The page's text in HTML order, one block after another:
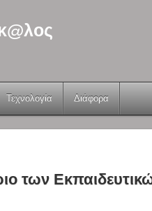
Τεχνολογία Διάφορα
των